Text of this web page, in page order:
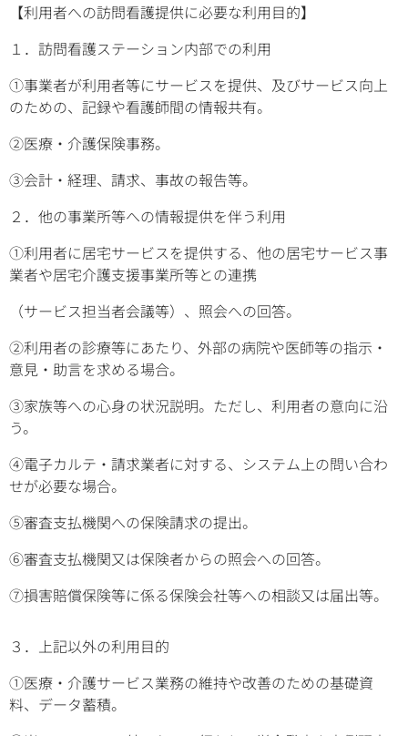
【利用者への訪問看護提供に必要な利用目的】
１．訪問看護ステーション内部での利用
①事業者が利用者等にサービスを提供、及びサービス向上
のための、記録や看護師間の情報共有。
②医療・介護保険事務。
③会計・経理、請求、事故の報告等。
２．他の事業所等への情報提供を伴う利用
①利用者に居宅サービスを提供する、他の居宅サービス事
業者や居宅介護支援事業所等との連携
（サービス担当者会議等）、照会への回答。
②利用者の診療等にあたり、外部の病院や医師等の指示・
意見・助言を求める場合。
③家族等への心身の状況説明。ただし、利用者の意向に沿
う。
④電子カルテ・請求業者に対する、システム上の問い合わ
せが必要な場合。
⑤審査支払機関への保険請求の提出。
⑥審査支払機関又は保険者からの照会への回答。
⑦損害賠償保険等に係る保険会社等への相談又は届出等。
３．上記以外の利用目的
①医療・介護サービス業務の維持や改善のための基礎資
料、データ蓄積。